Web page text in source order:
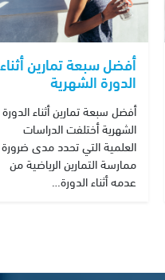
أفضل سبعة تمارين أثناء
الدورة الشهرية
أفضل سبعة تمارين أثناء الدورة
الشهرية أختلفت الدراسات
العلمية التي تحدد مدى ضرورة
ممارسة التمارين الرياضية من
عدمه أثناء الدورة…